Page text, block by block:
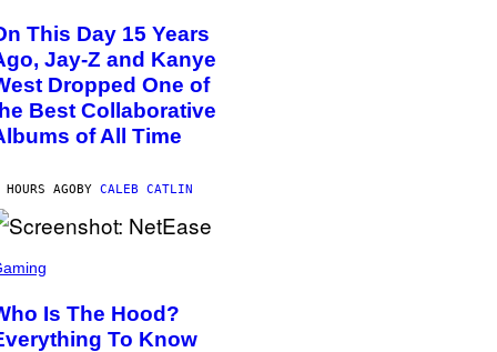
This Day 15 Years
Jay-Z and Kanye
Dropped One of
Best Collaborative
of All Time
AGOBY CALEB CATLIN
Is The Hood?
To Know